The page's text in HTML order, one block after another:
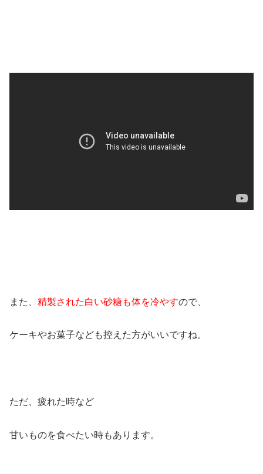
また、 精製された白い砂糖も体を冷やすので、
ケーキやお菓子なども控えた方がいいですね。
ただ、疲れた時など
甘いものを食べたい時もあります。